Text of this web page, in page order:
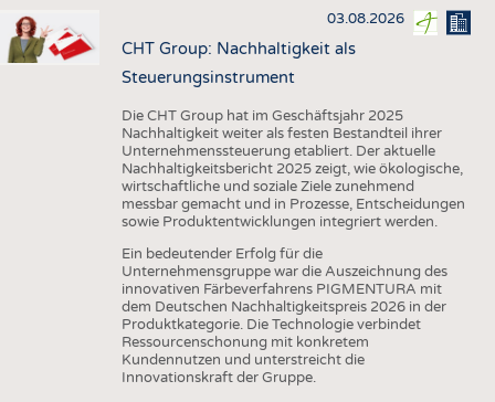
03.08.2026
CHT Group: Nachhaltigkeit als
Steuerungsinstrument
Die CHT Group hat im Geschäftsjahr 2025
Nachhaltigkeit weiter als festen Bestandteil ihrer
Unternehmenssteuerung etabliert. Der aktuelle
Nachhaltigkeitsbericht 2025 zeigt, wie ökologische,
wirtschaftliche und soziale Ziele zunehmend
messbar gemacht und in Prozesse, Entscheidungen
sowie Produktentwicklungen integriert werden.
Ein bedeutender Erfolg für die
Unternehmensgruppe war die Auszeichnung des
innovativen Färbeverfahrens PIGMENTURA mit
dem Deutschen Nachhaltigkeitspreis 2026 in der
Produktkategorie. Die Technologie verbindet
Ressourcenschonung mit konkretem
Kundennutzen und unterstreicht die
Innovationskraft der Gruppe.